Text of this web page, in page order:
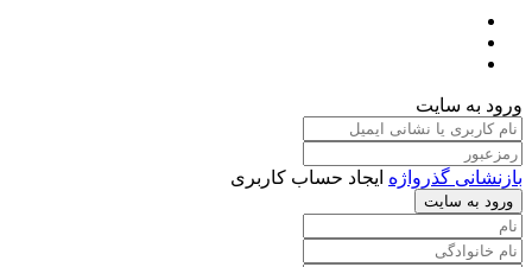
ورود به سایت
بازنشانی گذرواژه ایجاد حساب کاربری
ورود به سایت